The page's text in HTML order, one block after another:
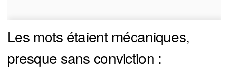
Les mots étaient mécaniques,
presque sans conviction :